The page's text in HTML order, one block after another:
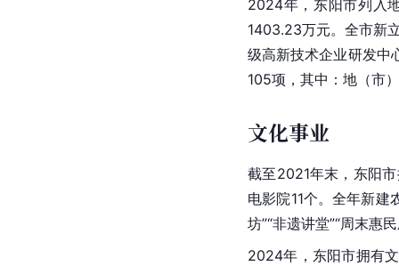
2024年，东阳市列入
1403.23万元。全市新
级高新技术企业研发中
105项，其中：地（市
文化事业
截至2021年末，东阳
电影院11个。全年新建
坊”“非遗讲堂”“周末惠
2024年，东阳市拥有